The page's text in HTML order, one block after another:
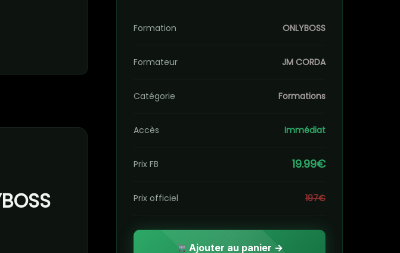
Formation ONLYBOSS
Formateur JM CORDA
Catégorie Formations
Accès Immédiat
Prix FB 19.99€
Prix officiel 197€
Ajouter au panier →